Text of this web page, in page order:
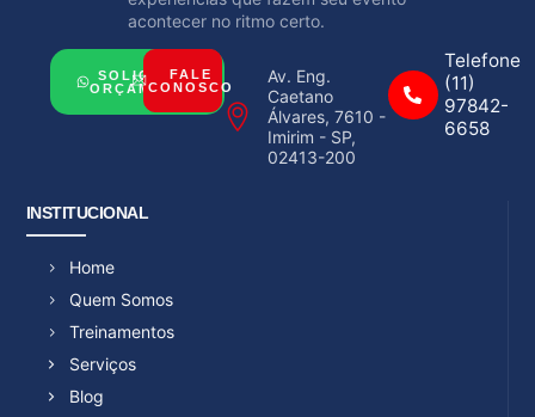
acontecer no ritmo certo.
SOLICITAR
ORÇAMENTO
FALE
CONOSCO
Av. Eng.
Caetano
Álvares, 7610 -
Imirim - SP,
02413-200
Telefone
(11)
97842-
6658
INSTITUCIONAL
Home
Quem Somos
Treinamentos
Serviços
Blog